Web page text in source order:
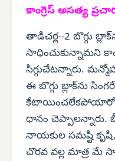
కాంగ్రెస్ అసత్య
తాడిచర్ల--2 బొగ్గు
సాధించుకున్నామని
సిగ్గుచేటన్నారు.
ఈ బొగ్గు బ్లాక్‌ను
కేటాయించలేకపోయారో
ధానం చెప్పాలన్నారు.
నాయకుల సమష్టి కృషి,
చొరవ వల్ల మాత్ర మే